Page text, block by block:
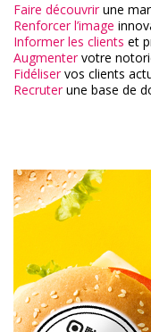
Faire découvrir une
Renforcer l’image
Informer les clients et
Augmenter votre
Fidéliser vos clients
Recruter une base de